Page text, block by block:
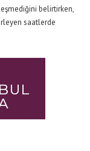
belirtirken,
saatlerde